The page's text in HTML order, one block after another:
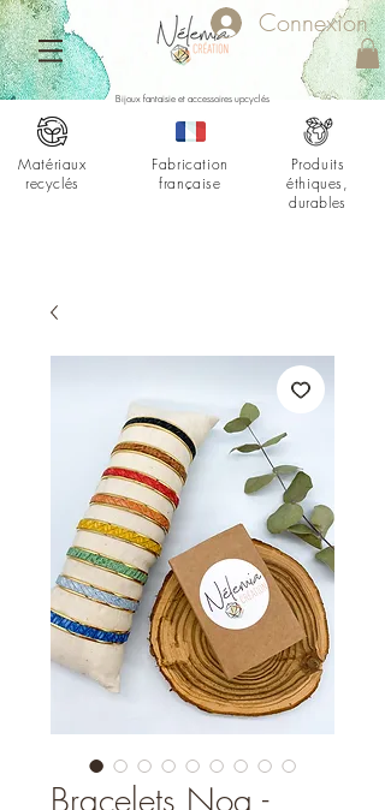
Bijoux fantaisie et accessoires upcyclés
Connexion
Matériaux
recyclés
Fabrication
française
Produits
éthiques,
durables
Bracelets Noa -